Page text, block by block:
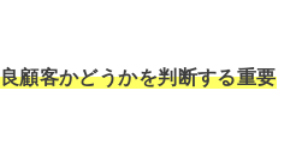
顧客かどうかを判断する重要